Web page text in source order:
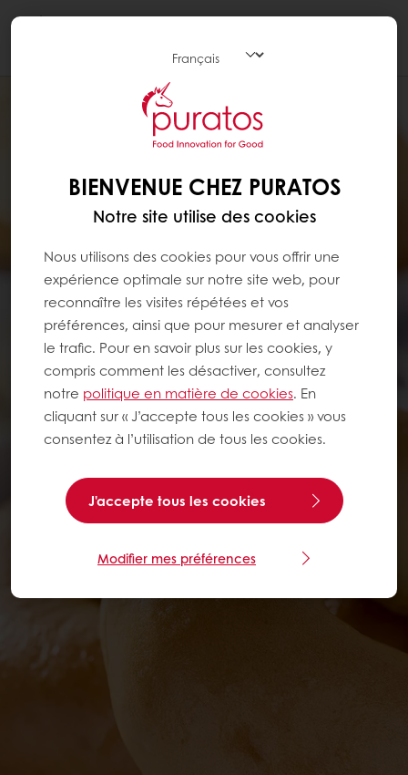
BIENVENUE CHEZ PURATOS
Notre site utilise des cookies
Nous utilisons des cookies pour vous offrir une
expérience optimale sur notre site web, pour
reconnaître les visites répétées et vos
préférences, ainsi que pour mesurer et analyser
le trafic. Pour en savoir plus sur les cookies, y
compris comment les désactiver, consultez
notre politique en matière de cookies. En
cliquant sur « J’accepte tous les cookies » vous
consentez à l’utilisation de tous les cookies.
J'accepte tous les cookies
Modifier mes préférences